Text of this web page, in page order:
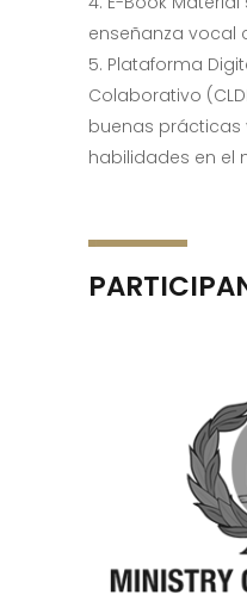
enseñanza vocal
Plataforma
Colaborativo
buenas prácticas
habilidades en el